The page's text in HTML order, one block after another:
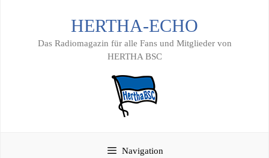
HERTHA-ECHO
Das Radiomagazin für alle Fans und Mitglieder von
HERTHA BSC
Navigation